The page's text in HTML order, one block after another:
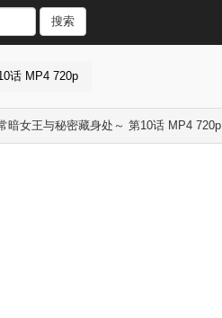
搜索
话 MP4 720p
暗女王与秘密藏身处～ 第10话 MP4 720p